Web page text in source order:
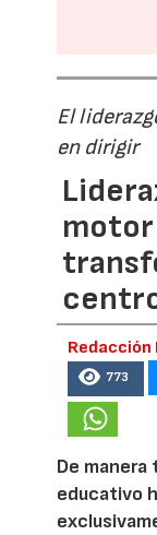
El
en dirigir
motor
773
De
educativo